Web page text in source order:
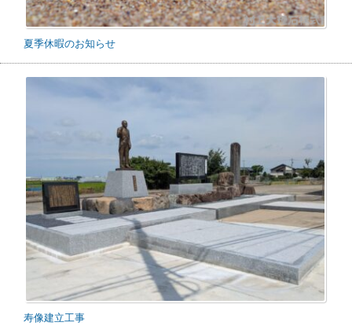
夏季休暇のお知らせ
寿像建立工事